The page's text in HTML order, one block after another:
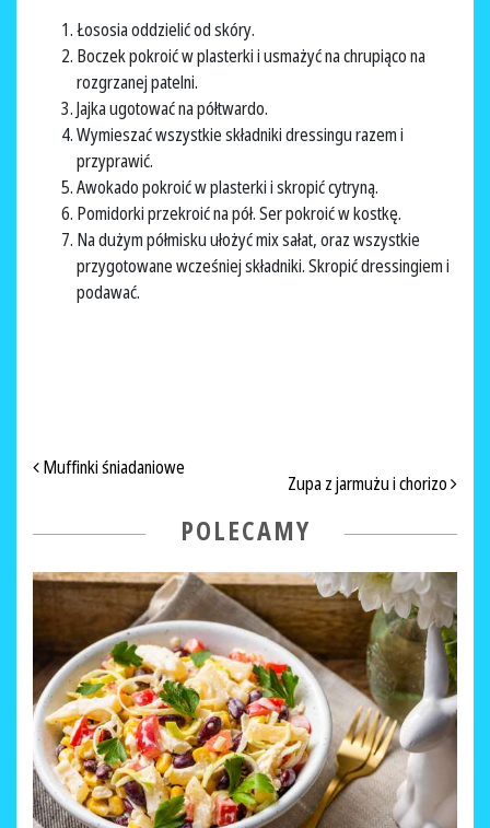
Łososia oddzielić od skóry.
Boczek pokroić w plasterki i usmażyć na chrupiąco na
rozgrzanej patelni.
Jajka ugotować na półtwardo.
Wymieszać wszystkie składniki dressingu razem i
przyprawić.
Awokado pokroić w plasterki i skropić cytryną.
Pomidorki przekroić na pół. Ser pokroić w kostkę.
Na dużym półmisku ułożyć mix sałat, oraz wszystkie
przygotowane wcześniej składniki. Skropić dressingiem i
podawać.
NAWIGACJA PO ARTYKUŁACH
Muffinki śniadaniowe
Zupa z jarmużu i chorizo
POLECAMY